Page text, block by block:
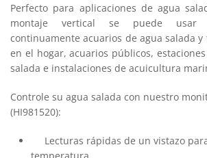
Perfecto para aplicaciones de agua
montaje vertical se puede usar
continuamente acuarios de agua salada
en el hogar, acuarios públicos,
salada e instalaciones de acuicultura
Controle su agua salada con nuestro
(HI981520):
Lecturas rápidas de un vistazo
temperatura